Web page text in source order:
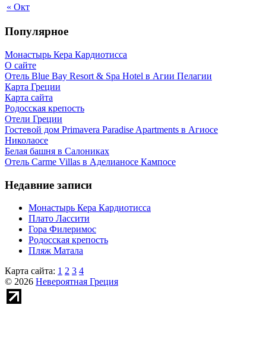
« Окт
Популярное
Монастырь Кера Кардиотисса
О сайте
Отель Blue Bay Resort & Spa Hotel в Агии Пелагии
Карта Греции
Карта сайта
Родосская крепость
Отели Греции
Гостевой дом Primavera Paradise Apartments в Агиосе
Николаосе
Белая башня в Салониках
Отель Carme Villas в Аделианосе Кампосе
Недавние записи
Монастырь Кера Кардиотисса
Плато Лассити
Гора Филеримос
Родосская крепость
Пляж Матала
Карта сайта: 1 2 3 4
© 2026 Невероятная Греция